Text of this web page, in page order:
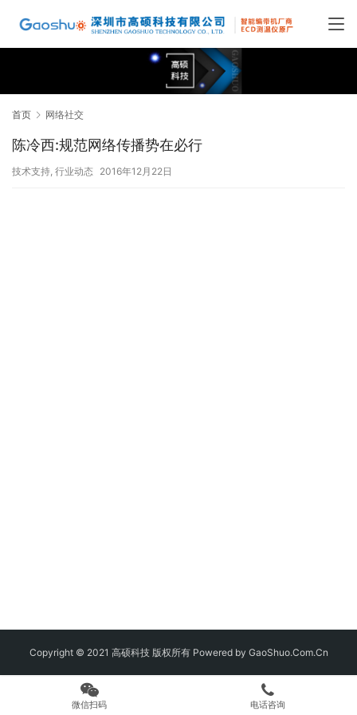
首页 网络社交
陈冷西:规范网络传播势在必行
技术支持, 行业动态 2016年12月22日
Copyright © 2021 高硕科技 版权所有 Powered by GaoShuo.Com.Cn
微信扫码 电话咨询